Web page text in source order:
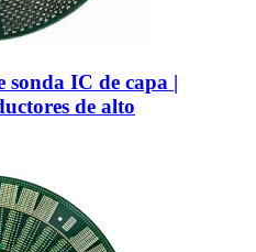
sonda IC de capa |
de alto